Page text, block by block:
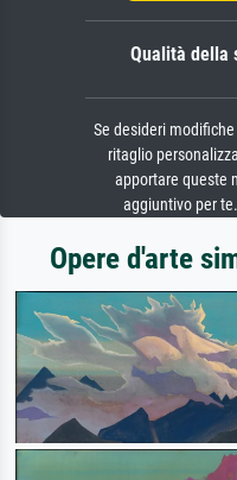
Qualità della
Se desideri
ritaglio
apportare queste
aggiuntivo per
Opere d'arte